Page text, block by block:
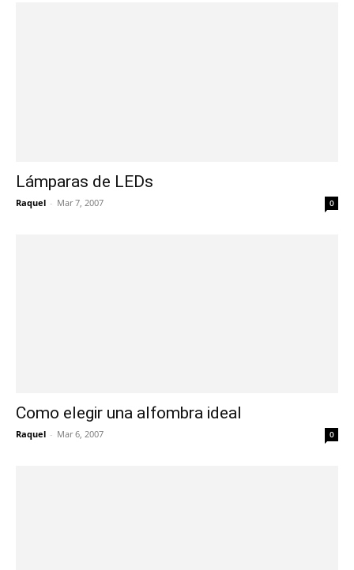
Lámparas de LEDs
Raquel - Mar 7, 2007 0
Como elegir una alfombra ideal
Raquel - Mar 6, 2007 0